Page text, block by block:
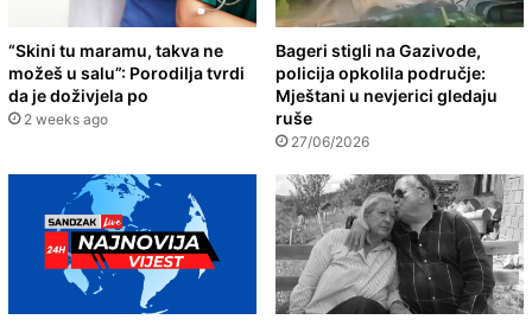
“Skini tu maramu, takva ne
možeš u salu”: Porodilja tvrdi
da je doživjela po
2 weeks ago
Bageri stigli na Gazivode,
policija opkolila područje:
Mještani u nevjerici gledaju
ruše
27/06/2026